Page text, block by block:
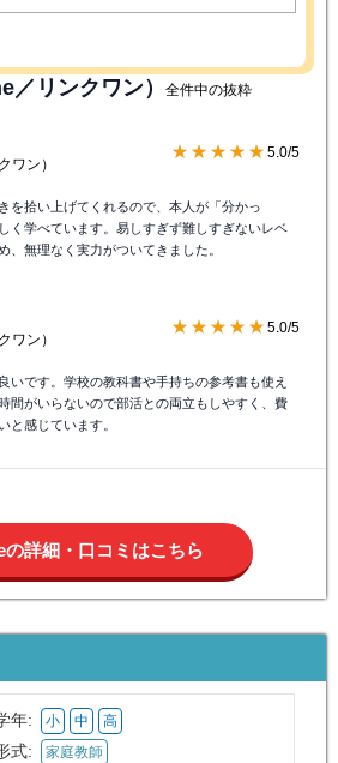
リンクワン） 全件中の抜粋
ワン）
★★★★★ 5.0/5
を拾い上げてくれるので、本人が「分かっ
く学べています。易しすぎず難しすぎないレベ
、無理なく実力がついてきました。
ワン）
★★★★★ 5.0/5
いです。学校の教科書や手持ちの参考書も使え
間がいらないので部活との両立もしやすく、費
と感じています。
詳細・口コミはこちら
年: 小 中 高
式: 家庭教師